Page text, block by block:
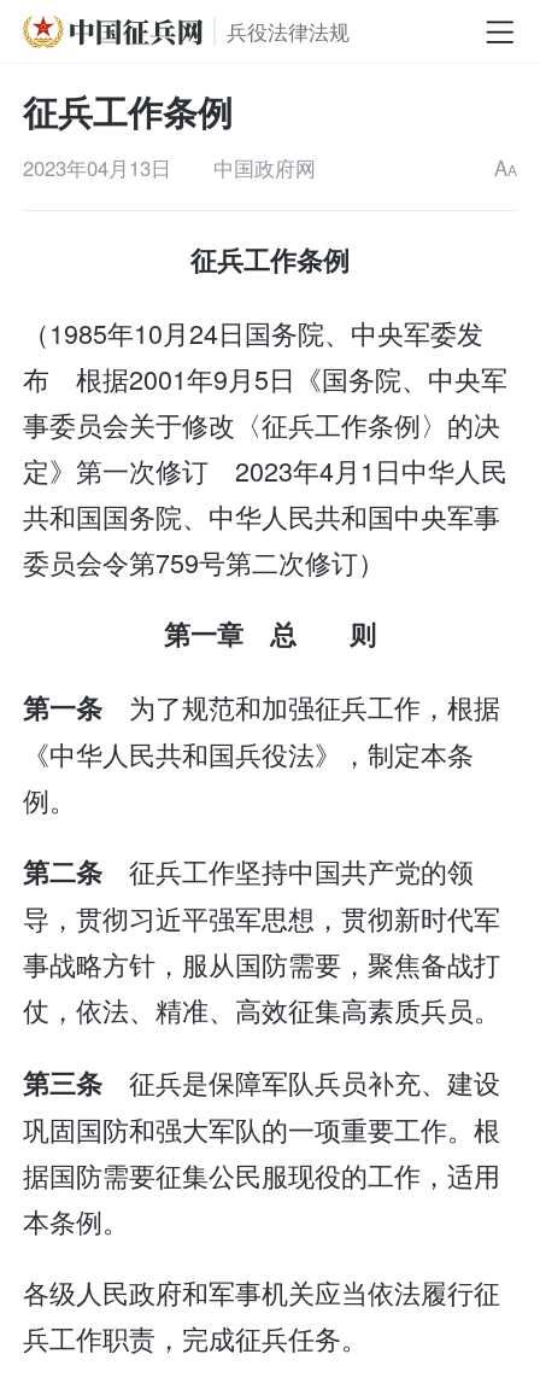
兵役法律法规
征兵工作条例
2023年04月13日 中国政府网 AA
征兵工作条例
（1985年10月24日国务院、中央军委发
布 根据2001年9月5日《国务院、中央军
事委员会关于修改〈征兵工作条例〉的决
定》第一次修订 2023年4月1日中华人民
共和国国务院、中华人民共和国中央军事
委员会令第759号第二次修订）
第一章 总 则
第一条 为了规范和加强征兵工作，根据
《中华人民共和国兵役法》，制定本条
例。
第二条 征兵工作坚持中国共产党的领
导，贯彻习近平强军思想，贯彻新时代军
事战略方针，服从国防需要，聚焦备战打
仗，依法、精准、高效征集高素质兵员。
第三条 征兵是保障军队兵员补充、建设
巩固国防和强大军队的一项重要工作。根
据国防需要征集公民服现役的工作，适用
本条例。
各级人民政府和军事机关应当依法履行征
兵工作职责，完成征兵任务。